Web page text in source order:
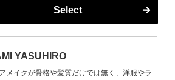
Select
YASUHIRO
メイクが骨格や髪質だけでは無く、洋服やラ